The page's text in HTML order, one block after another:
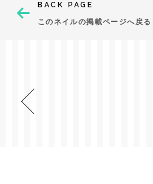
BACK PAGE
このネイルの掲載ページへ戻る